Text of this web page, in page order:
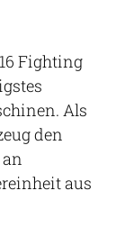
Fighting
Als
den
aus